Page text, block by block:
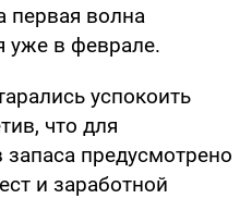
первая волна
уже в феврале.
успокоить
что для
предусмотрено
и заработной